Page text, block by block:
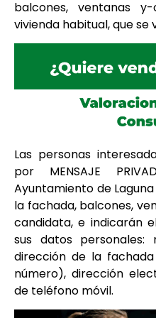
balcones, ventanas
vivienda habitual, que se
Las personas
por MENSAJE
Ayuntamiento de
la fachada, balcones,
candidata, e indicarán
sus datos personales:
dirección de la
número), dirección
de teléfono móvil.